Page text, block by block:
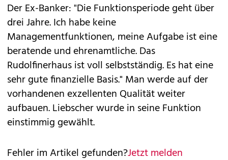
Der Ex-Banker: "Die Funktionsperiode geht über
drei Jahre. Ich habe keine
Managementfunktionen, meine Aufgabe ist eine
beratende und ehrenamtliche. Das
Rudolfinerhaus ist voll selbstständig. Es hat eine
sehr gute finanzielle Basis." Man werde auf der
vorhandenen exzellenten Qualität weiter
aufbauen. Liebscher wurde in seine Funktion
einstimmig gewählt.
Fehler im Artikel gefunden?Jetzt melden